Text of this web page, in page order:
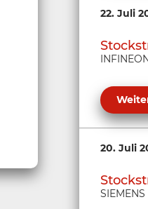
22. Juli
20. Juli